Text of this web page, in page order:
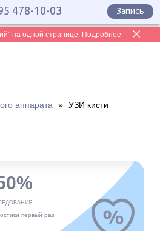
на одной странице. Подробнее
478-10-03 Запись
аппарата
» УЗИ кисти
первый раз